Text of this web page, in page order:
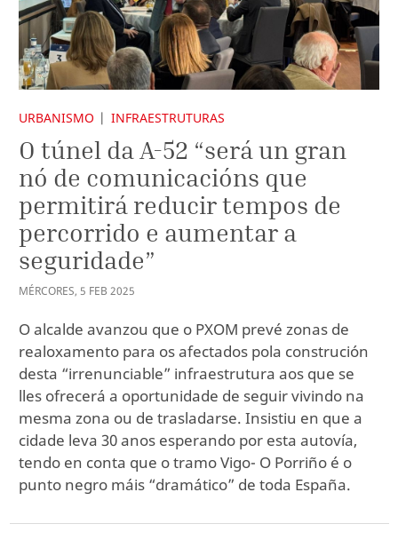
URBANISMO INFRAESTRUTURAS
O túnel da A-52 “será un gran
nó de comunicacións que
permitirá reducir tempos de
percorrido e aumentar a
seguridade”
MÉRCORES, 5 FEB 2025
O alcalde avanzou que o PXOM prevé zonas de
realoxamento para os afectados pola construción
desta “irrenunciable” infraestrutura aos que se
lles ofrecerá a oportunidade de seguir vivindo na
mesma zona ou de trasladarse. Insistiu en que a
cidade leva 30 anos esperando por esta autovía,
tendo en conta que o tramo Vigo- O Porriño é o
punto negro máis “dramático” de toda España.